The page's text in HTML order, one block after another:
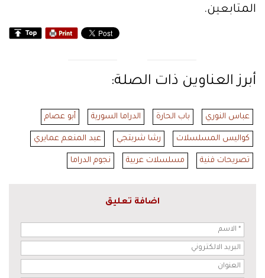
المتابعين.
أبرز العناوين ذات الصلة:
عباس النوري باب الحارة الدراما السورية أبو عصام
كواليس المسلسلات رشا شربتجي عبد المنعم عمايري
تصريحات فنية مسلسلات عربية نجوم الدراما
اضافة تعليق